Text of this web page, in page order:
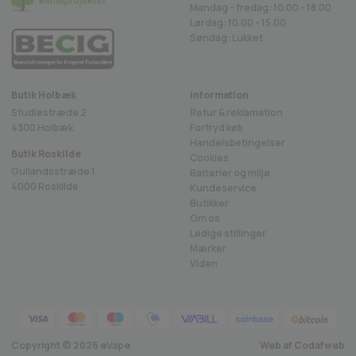
Se også det øvrige udvalg af Voopoo produkter her!Mandag - fredag: 10.00 - 18.00
Lørdag: 10.00 - 15.00
Søndag: Lukket
Butik Holbæk
Studiestræde 2
4300 Holbæk
Butik Roskilde
Gullandsstræde 1
4000 Roskilde
Information
Retur & reklamation
Fortryd køb
Handelsbetingelser
Cookies
Batterier og miljø
Kundeservice
Butikker
Om os
Ledige stillinger
Mærker
Viden
Copyright © 2026 eVape Web af Codafweb
4.8 på Trustpilot